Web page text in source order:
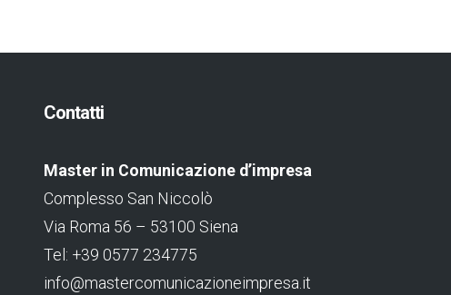
Contatti
Master in Comunicazione d’impresa
Complesso San Niccolò
Via Roma 56 – 53100 Siena
Tel: +39 0577 234775
info@mastercomunicazioneimpresa.it